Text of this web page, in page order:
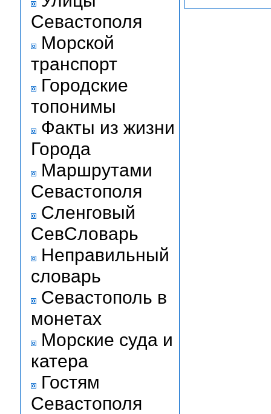
Севастополя
Морской
транспорт
Городские
топонимы
Факты из жизни
Города
Маршрутами
Севастополя
Сленговый
СевСловарь
Неправильный
словарь
Севастополь в
монетах
Морские суда и
катера
Гостям
Севастополя